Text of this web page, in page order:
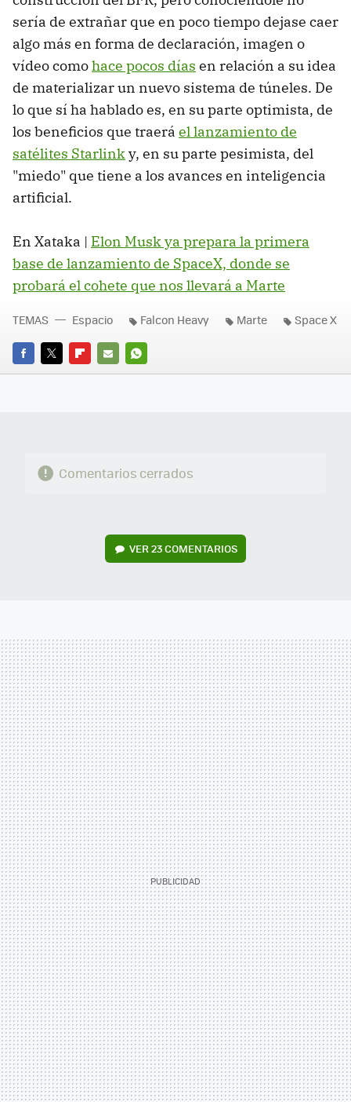
sería de extrañar que en poco tiempo dejase caer
algo más en forma de declaración, imagen o
vídeo comohace pocos días en relación a su idea
de materializar un nuevo sistema de túneles. De
lo que sí ha hablado es, en su parte optimista, de
los beneficios que traerá el lanzamiento de
satélites Starlinky, en su parte pesimista, del
"miedo" que tiene a los avances en inteligencia
artificial.
En Xataka | Elon Musk ya prepara la primera
base de lanzamiento de SpaceX, donde se
probará el cohete que nos llevará a Marte
FACEBOOK
TWITTERFLIPBOARD
E-
WHATSAPP
TEMAS Espacio Falcon Heavy Marte Space X
Comentarios cerrados
VER 23 COMENTARIOS